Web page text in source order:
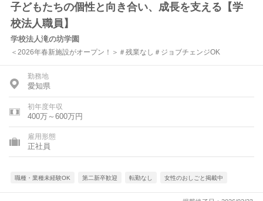
子どもたちの個性と向き合い、成長を支える【学
校法人職員】
学校法人滝の坊学園
＜2026年春新施設がオープン！＞＃残業なし＃ジョブチェンジOK
勤務地
愛知県
初年度年収
400万～600万円
雇用形態
正社員
職種・業種未経験OK 第二新卒歓迎 転勤なし 女性のおしごと掲載中